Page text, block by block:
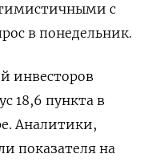
с
в понедельник.
инвесторов
18,6 пункта в
Аналитики,
показателя на